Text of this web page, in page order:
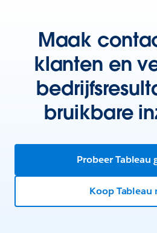
Maak
klanten en
bruikbare
Probeer Tableau
Koop Tableau